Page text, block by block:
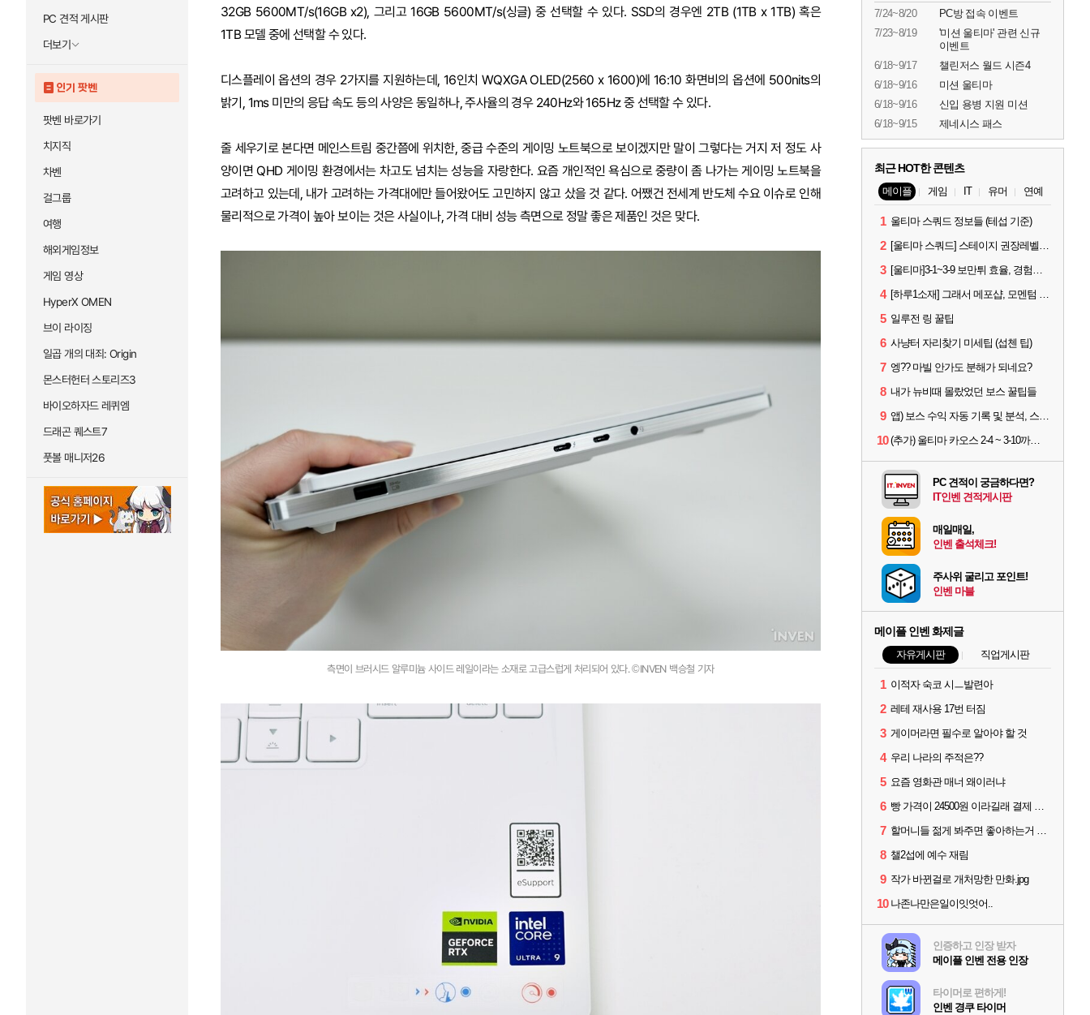
PC 견적 게시판
더보기
인기 팟벤
팟벤 바로가기
치지직
차벤
걸그룹
여행
해외게임정보
게임 영상
HyperX OMEN
브이 라이징
일곱 개의 대죄: Origin
몬스터헌터 스토리즈3
바이오하자드 레퀴엠
드래곤 퀘스트7
풋볼 매니저26
32GB 5600MT/s(16GB x2), 그리고 16GB 5600MT/s(싱글) 중 선택할 수 있다. SSD의 경우엔 2TB (1TB x 1TB) 혹은
1TB 모델 중에 선택할 수 있다.
디스플레이 옵션의 경우 2가지를 지원하는데, 16인치 WQXGA OLED(2560 x 1600)에 16:10 화면비의 옵션에 500nits의
밝기, 1ms 미만의 응답 속도 등의 사양은 동일하나, 주사율의 경우 240Hz와 165Hz 중 선택할 수 있다.
줄 세우기로 본다면 메인스트림 중간쯤에 위치한, 중급 수준의 게이밍 노트북으로 보이겠지만 말이 그렇다는 거지 저 정도 사
양이면 QHD 게이밍 환경에서는 차고도 넘치는 성능을 자랑한다. 요즘 개인적인 욕심으로 중량이 좀 나가는 게이밍 노트북을
고려하고 있는데, 내가 고려하는 가격대에만 들어왔어도 고민하지 않고 샀을 것 같다. 어쨌건 전세계 반도체 수요 이슈로 인해
물리적으로 가격이 높아 보이는 것은 사실이나, 가격 대비 성능 측면으로 정말 좋은 제품인 것은 맞다.
측면이 브러시드 알루미늄 사이드 레일이라는 소재로 고급스럽게 처리되어 있다. ©INVEN 백승철 기자
7/24~8/20
PC방 접속 이벤트
7/23~8/19
'미션 울티마' 관련 신규
이벤트
6/18~9/17
챌린저스 월드 시즌4
6/18~9/16
미션 울티마
6/18~9/16
신입 용병 지원 미션
6/18~9/15
제네시스 패스
최근 HOT한 콘텐츠
메이플 게임 IT 유머 연예
1 울티마 스쿼드 정보들 (테섭 기준)
2 [울티마 스쿼드] 스테이지 권장레벨, 잠재옵션표, 스킬퍼뎀, 장비 리스트 및 능력치 공유
3 [울티마]3-1~3-9 보만튀 효율, 경험치 공략 및 소소한 컨트롤 팁
4 [하루1소재] 그래서 메포샵, 모멘텀 효율 얼마나 좋음?
5 일루전 링 꿀팁
6 사냥터 자리찾기 미세팁 (섭첸 팁)
7 엥?? 마빌 안가도 분해가 되네요?
8 내가 뉴비때 몰랐었던 보스 꿀팁들
9 앱) 보스 수익 자동 기록 및 분석, 스케줄러 알림
10 (추가) 울티마 카오스 2-4 ~ 3-10까지 공략 스펙 및 팁 공유
PC 견적이 궁금하다면?
IT인벤 견적게시판
매일매일,
인벤 출석체크!
주사위 굴리고 포인트!
인벤 마블
메이플 인벤 화제글
자유게시판 직업게시판
1 이적자 숙코 시ㅡ발련아
2 레테 재사용 17번 터짐
3 게이머라면 필수로 알아야 할 것
4 우리 나라의 주적은??
5 요즘 영화관 매너 왜이러냐
6 빵 가격이 24500원 이라길래 결제 취소하고 나왔다
7 할머니들 젊게 봐주면 좋아하는거 아니었냐?
8 챌2섭에 예수 재림
9 작가 바뀐걸로 개처망한 만화.jpg
10 나존나만은일이잇엇어..
인증하고 인장 받자
메이플 인벤 전용 인장
타이머로 편하게!
인벤 경쿠 타이머